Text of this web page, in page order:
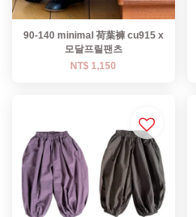
90-140 minimal 荷葉褲 cu915 x
모달프릴팬츠
NT$ 1,150